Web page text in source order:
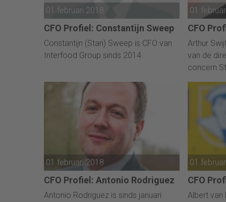
01 februari 2018
CFO Profiel: Constantijn Sweep
Constantijn (Stan) Sweep is CFO van
Interfood Group sinds 2014.
01
CFO
Arthur
van de
concern
01 februari 2018
CFO Profiel: Antonio Rodriguez
Antonio Rodriguez is sinds januari
01
CFO
Albert van